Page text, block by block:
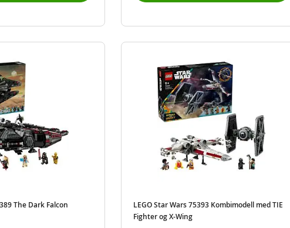
The Dark Falcon
LEGO Star Wars 75393 Kombimodell med TIE
Fighter og X-Wing